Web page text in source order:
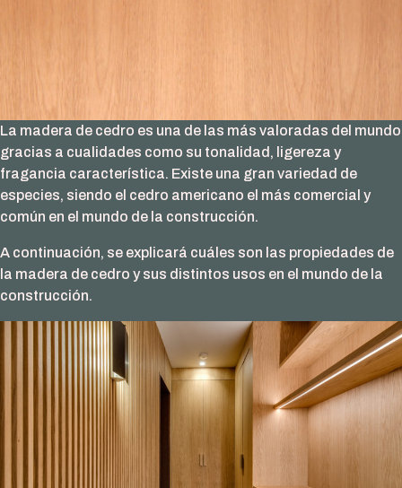
La madera de cedro es una de las más valoradas del mundo
gracias a cualidades como su tonalidad, ligereza y
fragancia característica. Existe una gran variedad de
especies, siendo el cedro americano el más comercial y
común en el mundo de la construcción.
A continuación, se explicará cuáles son las propiedades de
la madera de cedro y sus distintos usos en el mundo de la
construcción.